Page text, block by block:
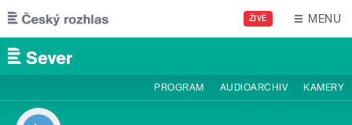
Přejít k hlavnímu obsahu
ŽIVĚ MENU
PROGRAM AUDIOARCHIV KAMERY